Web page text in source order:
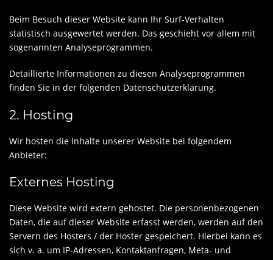
Beim Besuch dieser Website kann Ihr Surf-Verhalten
statistisch ausgewertet werden. Das geschieht vor allem mit
sogenannten Analyseprogrammen.
Detaillierte Informationen zu diesen Analyseprogrammen
finden Sie in der folgenden Datenschutzerklärung.
2. Hosting
Wir hosten die Inhalte unserer Website bei folgendem
Anbieter:
Externes Hosting
Diese Website wird extern gehostet. Die personenbezogenen
Daten, die auf dieser Website erfasst werden, werden auf den
Servern des Hosters / der Hoster gespeichert. Hierbei kann es
sich v. a. um IP-Adressen, Kontaktanfragen, Meta- und